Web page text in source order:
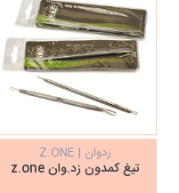
زدوان | Z.ONE
تیغ کمدون زد.وان z.one